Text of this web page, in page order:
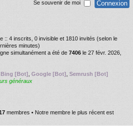
Se souvenir de moi
:: 4 inscrits, 0 invisible et 1810 invités (selon le
minutes)
simultanément a été de 7406 le 27 févr. 2026,
Bing [Bot] Google [Bot] Semrush [Bot]
généraux
membres • Notre membre le plus récent est